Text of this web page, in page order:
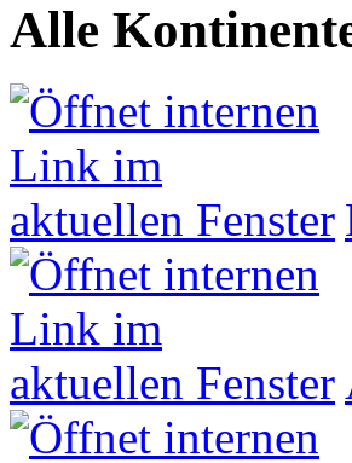
Alle